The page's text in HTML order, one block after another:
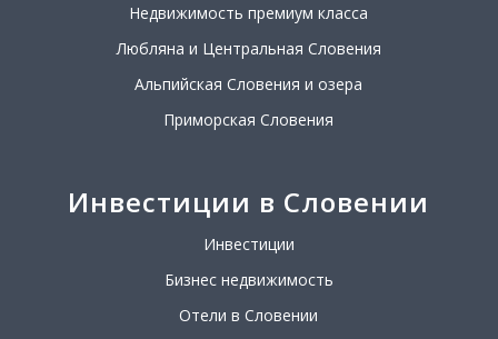
Недвижимость премиум класса
Любляна и Центральная Словения
Альпийская Словения и озера
Приморская Словения
Инвестиции в Словении
Инвестиции
Бизнес недвижимость
Отели в Словении